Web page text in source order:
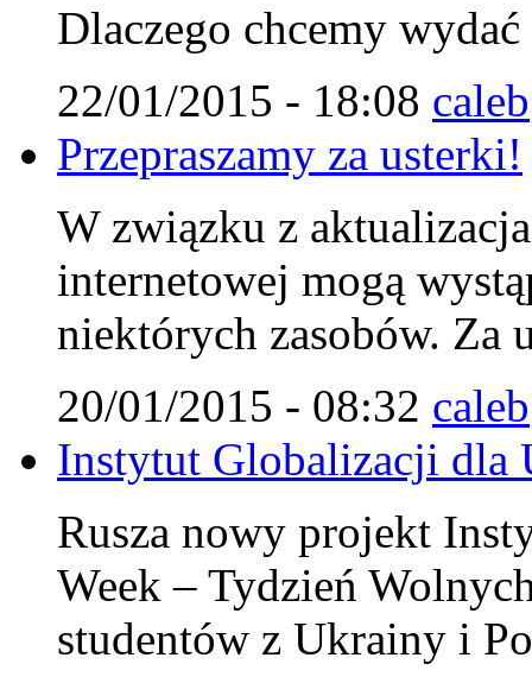
Dlaczego chcemy wydać
22/01/2015 - 18:08 caleb
Przepraszamy za usterki!
W związku z
internetowej mogą
niektórych zasobów. Za
20/01/2015 - 08:32 caleb
Instytut Globalizacji dla
Rusza nowy projekt
Week – Tydzień
studentów z Ukrainy i